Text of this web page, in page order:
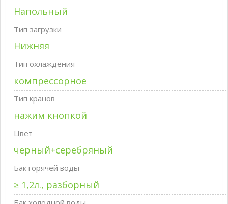
Напольный
Тип загрузки
Нижняя
Тип охлаждения
компрессорное
Тип кранов
нажим кнопкой
Цвет
черный+серебряный
Бак горячей воды
≥ 1,2л., разборный